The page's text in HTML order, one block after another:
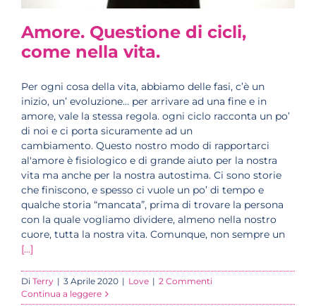
Amore. Questione di cicli,
come nella vita.
Per ogni cosa della vita, abbiamo delle fasi, c’è un
inizio, un’ evoluzione… per arrivare ad una fine e in
amore, vale la stessa regola. ogni ciclo racconta un po’
di noi e ci porta sicuramente ad un
cambiamento. Questo nostro modo di rapportarci
al'amore è fisiologico e di grande aiuto per la nostra
vita ma anche per la nostra autostima. Ci sono storie
che finiscono, e spesso ci vuole un po’ di tempo e
qualche storia “mancata”, prima di trovare la persona
con la quale vogliamo dividere, almeno nella nostro
cuore, tutta la nostra vita. Comunque, non sempre un
[...]
Di Terry | 3 Aprile 2020 | Love | 2 Commenti
Continua a leggere